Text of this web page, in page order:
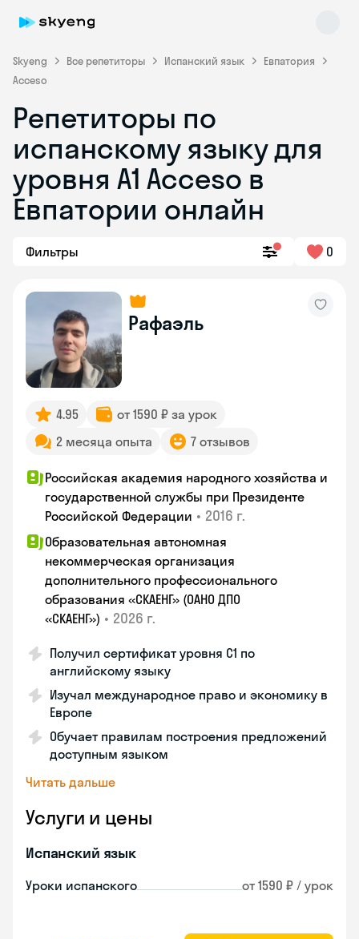
Skyeng Все репетиторы Испанский язык
Евпатория
Acceso
Репетиторы по
испанскому языку для
уровня A1 Acceso в
Евпатории онлайн
Фильтры 0
Рафаэль
4.95
от 1590 ₽ за урок
2 месяца опыта
7 отзывов
Российская академия народного хозяйства и
государственной службы при Президенте
Российской Федерации • 2016 г.
Образовательная автономная
некоммерческая организация
дополнительного профессионального
образования «СКАЕНГ» (ОАНО ДПО
«СКАЕНГ») • 2026 г.
Получил сертификат уровня С1 по
английскому языку
Изучал международное право и экономику в
Европе
Обучает правилам построения предложений
доступным языком
Читать дальше
Услуги и цены
Испанский язык
Уроки испанского от 1590 ₽ / урок
Skyeng Chat